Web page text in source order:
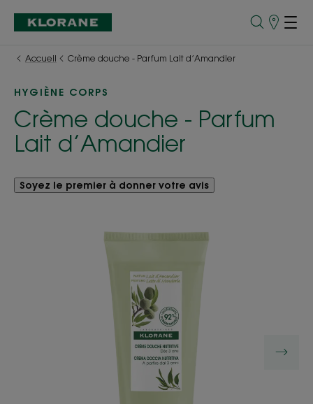
Points
Accueil
Crème douche - Parfum Lait d’Amandier
HYGIÈNE CORPS
Crème douche - Parfum
Lait d’Amandier
Soyez le premier à donner votre avis